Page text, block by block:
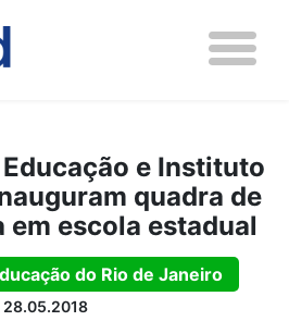
e Instituto
quadra de
em escola estadual
do Rio de Janeiro
28.05.2018